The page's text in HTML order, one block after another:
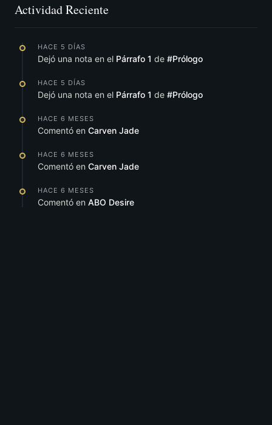
Actividad Reciente
HACE 5 DÍAS
Dejó una nota en el Párrafo 1 de #Prólogo
HACE 5 DÍAS
Dejó una nota en el Párrafo 1 de #Prólogo
HACE 6 MESES
Comentó en Carven Jade
HACE 6 MESES
Comentó en Carven Jade
HACE 6 MESES
Comentó en ABO Desire